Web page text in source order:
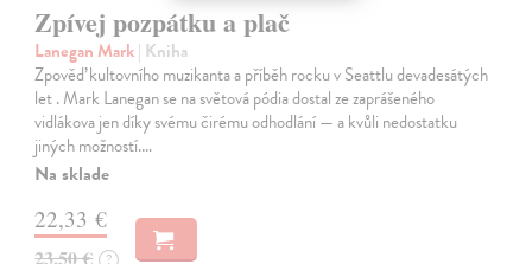
Zpívej pozpátku a plač
Lanegan Mark| Kniha
Zpověď kultovního muzikanta a příběh rocku v Seattlu devadesátých
let . Mark Lanegan se na světová pódia dostal ze zaprášeného
vidlákova jen díky svému čirému odhodlání — a kvůli nedostatku
jiných možností.…
Na sklade
22,33 €
23,50 € ?